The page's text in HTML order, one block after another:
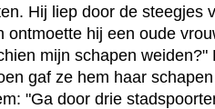
Hij liep door de steegjes
hij een oude
mijn schapen weiden?"
gaf ze hem haar
"Ga door drie